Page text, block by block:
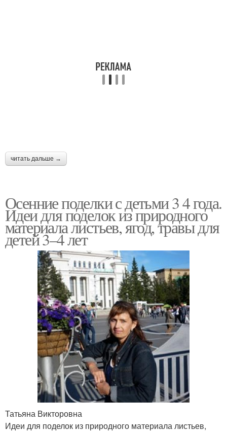
читать дальше →
Осенние поделки с детьми 3 4 года.
Идеи для поделок из природного
материала листьев, ягод, травы для
детей 3–4 лет
Татьяна Викторовна
Идеи для поделок из природного материала листьев,